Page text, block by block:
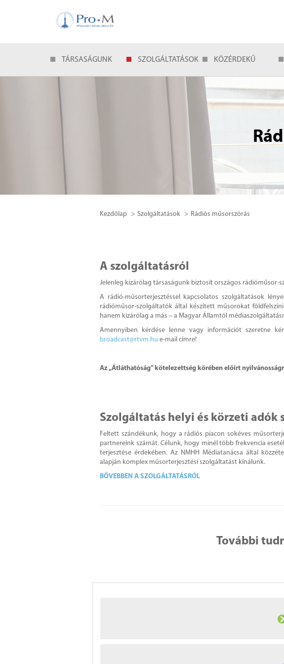
TÁRSASÁGUNK SZOLGÁLTATÁSOK KÖZÉRDEKŰ
Kezdőlap Szolgáltatások Rádiós műsorszórás
A szolgáltatásról
Jelenleg kizárólag társaságunk biztosít országos rádióműsor-
A rádió-műsorterjesztéssel kapcsolatos szolgáltatások
rádióműsor-szolgáltatók által készített műsorokat
hanem kizárólag a más – a Magyar Államtól
Amennyiben kérdése lenne vagy információt szeretne
broadcast@rtvm.hu e-mail címre!
Az „Átláthatóság” kötelezettség körében előírt
Szolgáltatás helyi és körzeti adók
Feltett szándékunk, hogy a rádiós piacon sokéves
partnereink számát. Célunk, hogy minél több frekvencia
terjesztése érdekében. Az NMHH Médiatanácsa által
alapján komplex műsorterjesztési szolgáltatást kínálunk.
BŐVEBBEN A SZOLGÁLTATÁSRÓL
További